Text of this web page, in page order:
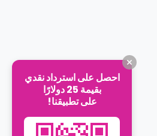
احصل على استرداد نقدي
بقيمة 25 دولارًا
على تطبيقنا!